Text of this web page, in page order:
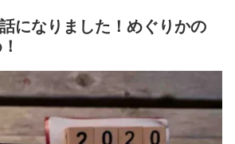
になりました！めぐりかの